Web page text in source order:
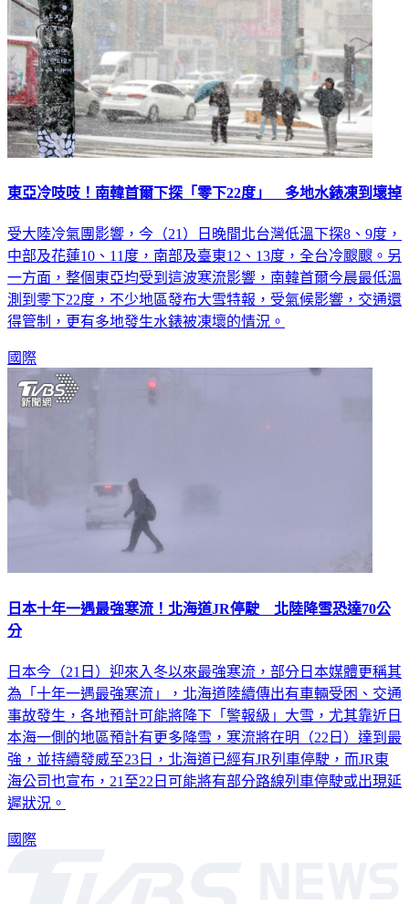
東亞冷吱吱！南韓首爾下探「零下22度」 多地水錶凍到壞掉
受大陸冷氣團影響，今（21）日晚間北台灣低溫下探8、9度，
中部及花蓮10、11度，南部及臺東12、13度，全台冷颼颼。另
一方面，整個東亞均受到這波寒流影響，南韓首爾今晨最低溫
測到零下22度，不少地區發布大雪特報，受氣候影響，交通還
得管制，更有多地發生水錶被凍壞的情況。
國際
日本十年一遇最強寒流！北海道JR停駛 北陸降雪恐達70公
分
日本今（21日）迎來入冬以來最強寒流，部分日本媒體更稱其
為「十年一遇最強寒流」，北海道陸續傳出有車輛受困、交通
事故發生，各地預計可能將降下「警報級」大雪，尤其靠近日
本海一側的地區預計有更多降雪，寒流將在明（22日）達到最
強，並持續發威至23日，北海道已經有JR列車停駛，而JR東
海公司也宣布，21至22日可能將有部分路線列車停駛或出現延
遲狀況。
國際